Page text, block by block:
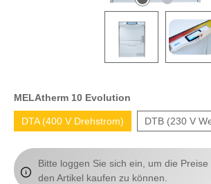
MELAtherm 10 Evolution
DTA (400 V Drehstrom) DTB (230 V
Bitte loggen Sie sich ein, um die
den Artikel kaufen zu können.